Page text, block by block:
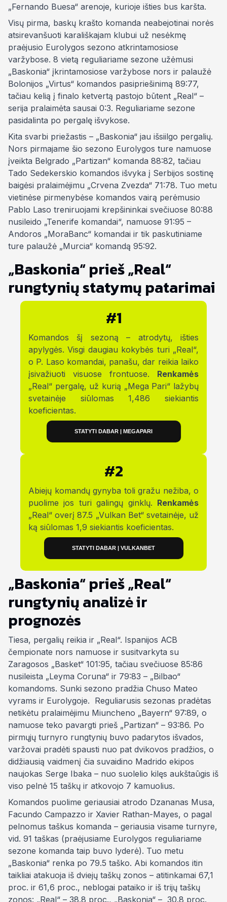
„Fernando Buesa“ arenoje, kurioje išties bus karšta.
Visų pirma, baskų krašto komanda neabejotinai norės
atsirevanšuoti karališkajam klubui už nesėkmę
praėjusio Eurolygos sezono atkrintamosiose
varžybose. 8 vietą reguliariame sezone užėmusi
„Baskonia“ įkrintamosiose varžybose nors ir palaužė
Bolonijos „Virtus“ komandos pasipriešinimą 89:77,
tačiau kelią į finalo ketvertą pastojo būtent „Real“ –
serija pralaimėta sausai 0:3. Reguliariame sezone
pasidalinta po pergalę išvykose.
Kita svarbi priežastis – „Baskonia“ jau išsiilgo pergalių.
Nors pirmajame šio sezono Eurolygos ture namuose
įveikta Belgrado „Partizan“ komanda 88:82, tačiau
Tado Sedekerskio komandos išvyka į Serbijos sostinę
baigėsi pralaimėjimu „Crvena Zvezda“ 71:78. Tuo metu
vietinėse pirmenybėse komandos vairą perėmusio
Pablo Laso treniruojami krepšininkai svečiuose 80:88
nusileido „Tenerife komandai“, namuose 91:95 –
Andoros „MoraBanc“ komandai ir tik paskutiniame
ture palaužė „Murcia“ komandą 95:92.
„Baskonia“ prieš „Real“
rungtynių statymų patarimai
#1
Komandos šį sezoną – atrodytų, išties
apylygės. Visgi daugiau kokybės turi „Real“,
o P. Laso komandai, panašu, dar reikia laiko
įsivažiuoti visuose frontuose. Renkamės
„Real“ pergalę, už kurią „Mega Pari“ lažybų
svetainėje siūlomas 1,486 siekiantis
koeficientas.
STATYTI DABAR | MEGAPARI
#2
Abiejų komandų gynyba toli gražu nežiba, o
puolime jos turi galingų ginklų. Renkamės
„Real“ overį 87.5 „Vulkan Bet“ svetainėje, už
ką siūlomas 1,9 siekiantis koeficientas.
STATYTI DABAR | VULKANBET
„Baskonia“ prieš „Real“
rungtynių analizė ir
prognozės
Tiesa, pergalių reikia ir „Real“. Ispanijos ACB
čempionate nors namuose ir susitvarkyta su
Zaragosos „Basket“ 101:95, tačiau svečiuose 85:86
nusileista „Leyma Coruna“ ir 79:83 – „Bilbao“
komandoms. Sunki sezono pradžia Chuso Mateo
vyrams ir Eurolygoje. Reguliarusis sezonas pradėtas
netikėtu pralaimėjimu Miuncheno „Bayern“ 97:89, o
namuose teko pavargti prieš „Partizan“ – 93:86. Po
pirmųjų turnyro rungtynių buvo padarytos išvados,
varžovai pradėti spausti nuo pat dvikovos pradžios, o
didžiausią vaidmenį čia suvaidino Madrido ekipos
naujokas Serge Ibaka – nuo suolelio kilęs aukštaūgis iš
viso pelnė 15 taškų ir atkovojo 7 kamuolius.
Komandos puolime geriausiai atrodo Dzananas Musa,
Facundo Campazzo ir Xavier Rathan-Mayes, o pagal
pelnomus taškus komanda – geriausia visame turnyre,
vid. 91 taškas (praėjusiame Eurolygos reguliariame
sezone komanda taip buvo lyderė). Tuo metu
„Baskonia“ renka po 79.5 taško. Abi komandos itin
taikliai atakuoja iš dviejų taškų zonos – atitinkamai 67,1
proc. ir 61,6 proc., neblogai pataiko ir iš trijų taškų
zonos: „Real“ – 38.8 proc., „Baskonia“ – 30.8 proc.